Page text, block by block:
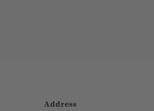
Address